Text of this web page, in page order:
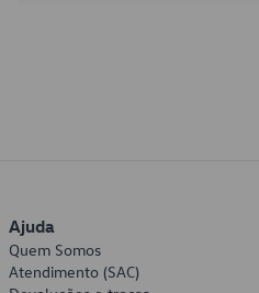
Ajuda
Quem Somos
Atendimento (SAC)